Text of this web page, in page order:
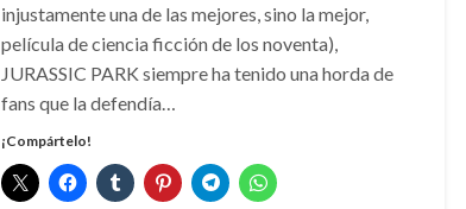
injustamente una de las mejores, sino la mejor,
película de ciencia ficción de los noventa),
JURASSIC PARK siempre ha tenido una horda de
fans que la defendía…
¡Compártelo!